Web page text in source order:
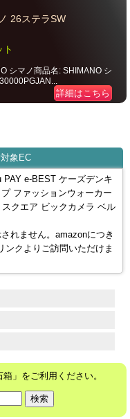
26ステラSW
ト
シマノ商品名: SHIMANO シ
詳細はこちら
象EC
e-BEST ケーズデンキ
ファッションウォーカー
クエア ビックカメラ ベル
れません。amazonにつき
ンクよりご訪問いただけま
」をご利用ください。